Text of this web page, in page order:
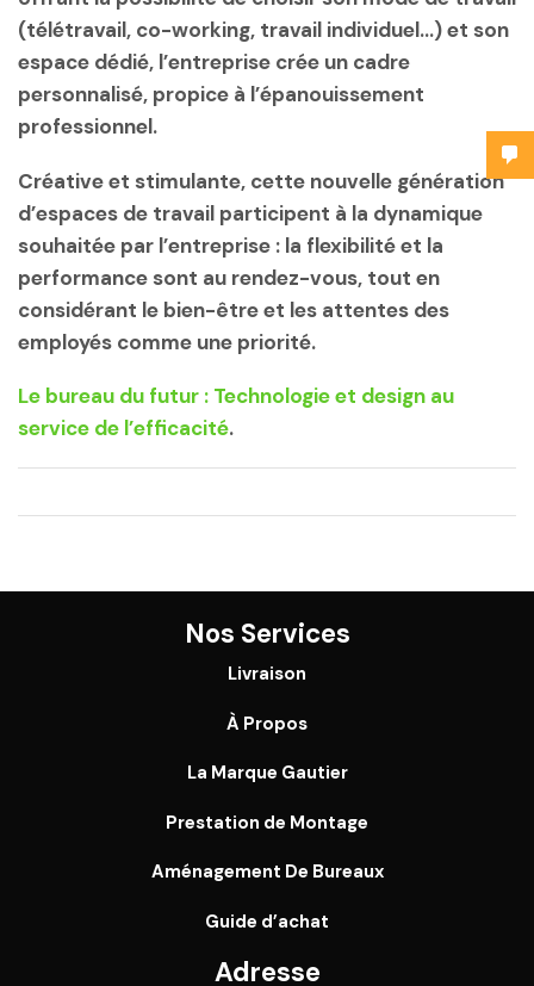
(télétravail, co-working, travail individuel…) et son
espace dédié, l’entreprise crée un cadre
personnalisé, propice à l’épanouissement
professionnel.
Créative et stimulante, cette nouvelle génération
d’espaces de travail participent à la dynamique
souhaitée par l’entreprise : la flexibilité et la
performance sont au rendez-vous, tout en
considérant le bien-être et les attentes des
employés comme une priorité.
Le bureau du futur : Technologie et design au
service de l’efficacité.
Nos Services
Livraison
À Propos
La Marque Gautier
Prestation de Montage
Aménagement De Bureaux
Guide d’achat
Adresse